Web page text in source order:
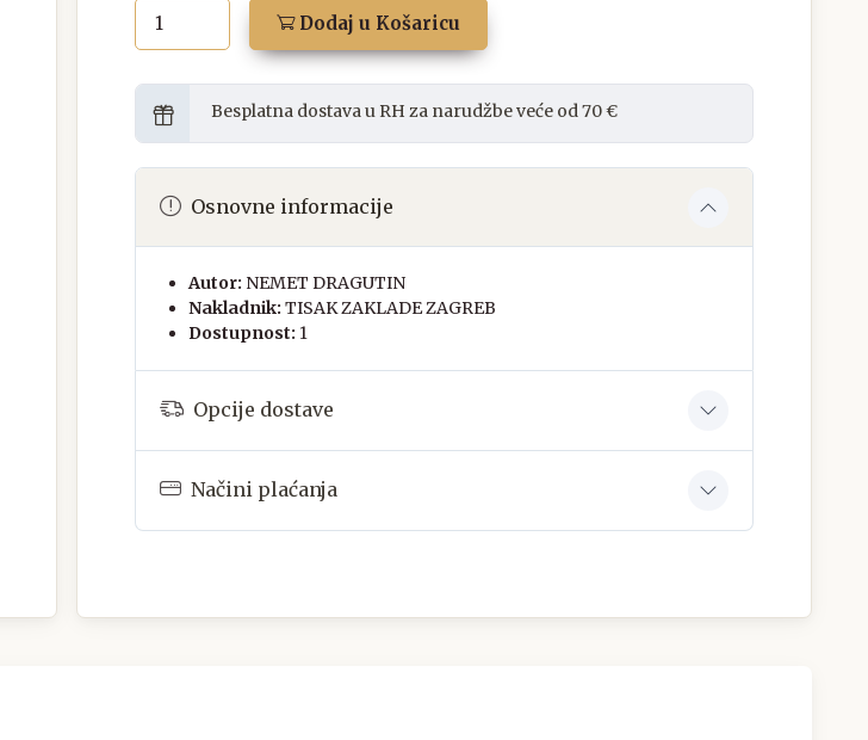
Dodaj u Košaricu
Besplatna dostava u RH za narudžbe veće od 70 €
Osnovne informacije
Autor: NEMET DRAGUTIN
Nakladnik: TISAK ZAKLADE ZAGREB
Dostupnost: 1
Opcije dostave
Načini plaćanja